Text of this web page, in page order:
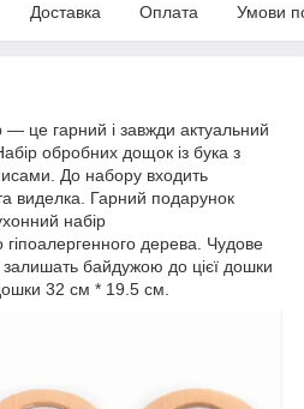
Доставка Оплата Умови
це гарний і завжди актуальний
обробних дощок із бука з
До набору входить
виделка. Гарний подарунок
набір
гіпоалергенного дерева. Чудове
залишать байдужою до цієї дошки
32 см * 19.5 см.